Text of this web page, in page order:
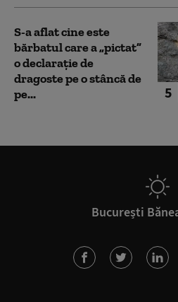
5
S-a aflat cine este
bărbatul care a „pictat”
o declarație de
dragoste pe o stâncă de
pe...
București